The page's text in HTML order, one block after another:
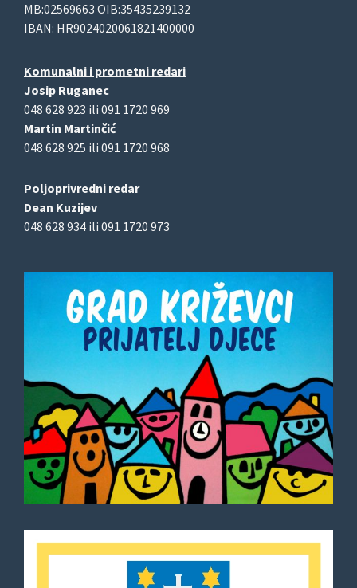
MB:02569663 OIB:35435239132
IBAN: HR9024020061821400000
Komunalni i prometni redari
Josip Ruganec
048 628 923 ili 091 1720 969
Martin Martinčić
048 628 925 ili 091 1720 968
Poljoprivredni redar
Dean Kuzijev
048 628 934 ili 091 1720 973